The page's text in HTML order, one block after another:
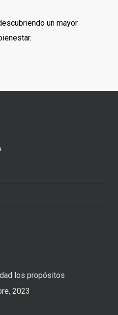
un mayor
los propósitos
2023